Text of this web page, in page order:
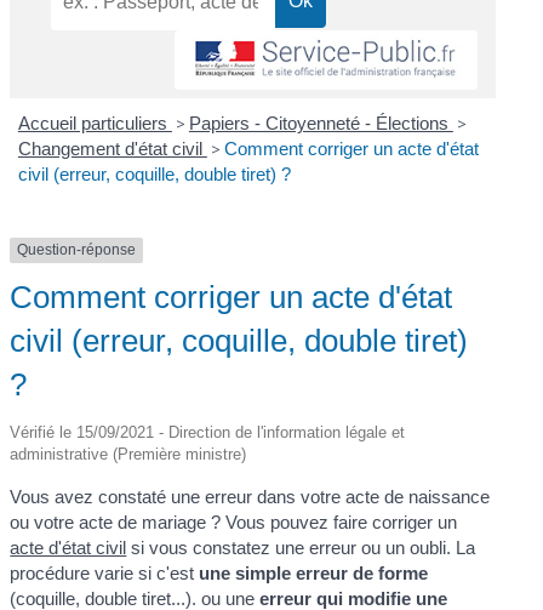
Accueil particuliers > Papiers - Citoyenneté - Élections >
Changement d'état civil > Comment corriger un acte d'état
civil (erreur, coquille, double tiret) ?
Question-réponse
Comment corriger un acte d'état
civil (erreur, coquille, double tiret)
?
Vérifié le 15/09/2021 - Direction de l'information légale et
administrative (Première ministre)
Vous avez constaté une erreur dans votre acte de naissance
ou votre acte de mariage ? Vous pouvez faire corriger un
acte d'état civil si vous constatez une erreur ou un oubli. La
procédure varie si c'est une simple erreur de forme
(coquille, double tiret...). ou uneerreur qui modifie une